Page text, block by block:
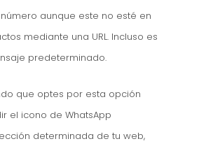
aunque este no esté en
mediante una URL. Incluso es
predeterminado.
que optes por esta opción
el icono de WhatsApp
determinada de tu web,